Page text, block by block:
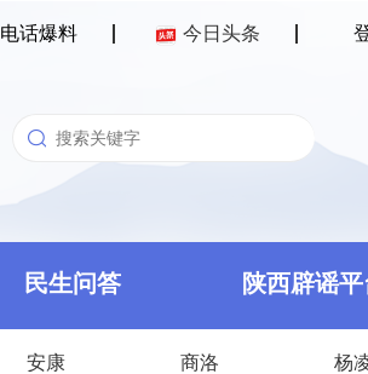
电话爆料 今日头条
民生问答 陕西辟谣
安康 商洛 杨